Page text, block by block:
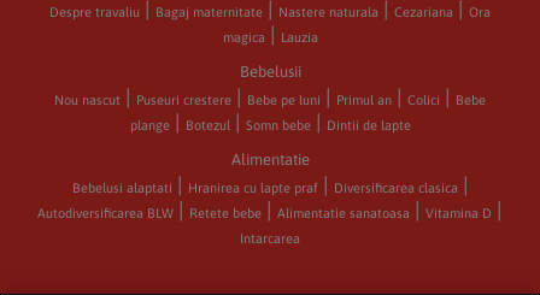
Despre travaliu Bagaj maternitate Nastere naturala Cezariana
Ora
magica
Lauzia
Bebelusii
Nou nascut Puseuri crestere Bebe pe luni Primul an Colici
Bebe
plange
Botezul Somn bebe Dintii de lapte
Alimentatie
Bebelusi alaptati Hranirea cu lapte praf
Diversificarea clasica
Autodiversificarea BLW
Retete bebe Alimentatie sanatoasa
Vitamina D
Intarcarea